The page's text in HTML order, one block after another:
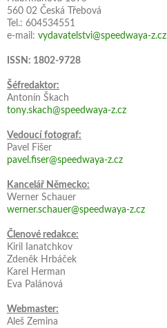
560 02 Česká Třebová
Tel.: 604534551
e-mail: vydavatelstvi@speedwaya-z.cz
ISSN: 1802-9728
Šéfredaktor:
Antonín Škach
tony.skach@speedwaya-z.cz
Vedoucí fotograf:
Pavel Fišer
pavel.fiser@speedwaya-z.cz
Kancelář Německo:
Werner Schauer
werner.schauer@speedwaya-z.cz
Členové redakce:
Kiril Ianatchkov
Zdeněk Hrbáček
Karel Herman
Eva Palánová
Webmaster:
Aleš Zemina